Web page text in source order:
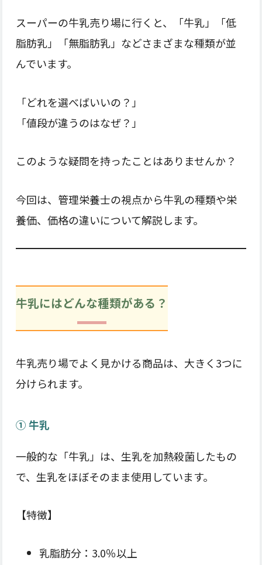
スーパーの牛乳売り場に行くと、「牛乳」「低
脂肪乳」「無脂肪乳」などさまざまな種類が並
んでいます。
「どれを選べばいいの？」
「値段が違うのはなぜ？」
このような疑問を持ったことはありませんか？
今回は、管理栄養士の視点から牛乳の種類や栄
養価、価格の違いについて解説します。
牛乳にはどんな種類がある？
牛乳売り場でよく見かける商品は、大きく3つに
分けられます。
① 牛乳
一般的な「牛乳」は、生乳を加熱殺菌したもの
で、生乳をほぼそのまま使用しています。
【特徴】
乳脂肪分：3.0％以上